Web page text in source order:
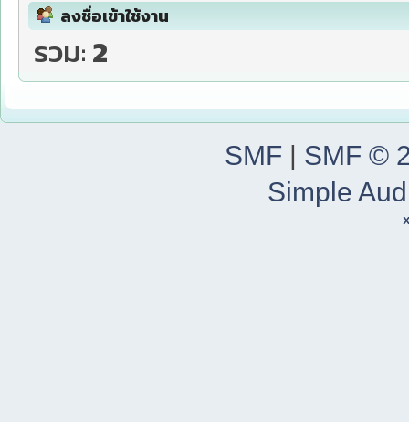
ลงชื่อเข้าใช้งาน
รวม:2
SMF
SMF ©
Simple